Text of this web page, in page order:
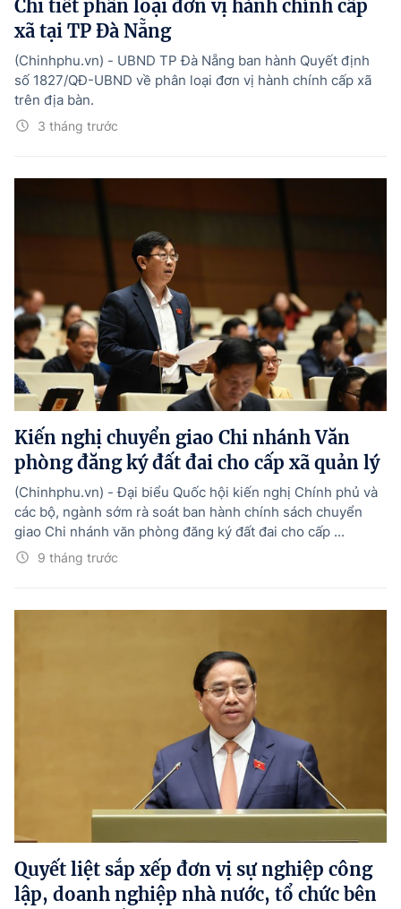
Chi tiết phân loại đơn vị hành chính cấp
xã tại TP Đà Nẵng
3 tháng trước
(Chinhphu.vn) - UBND TP Đà Nẵng ban hành Quyết định
số 1827/QĐ-UBND về phân loại đơn vị hành chính cấp xã
trên địa bàn.
Kiến nghị chuyển giao Chi nhánh Văn
phòng đăng ký đất đai cho cấp xã quản lý
9 tháng trước
(Chinhphu.vn) - Đại biểu Quốc hội kiến nghị Chính phủ và
các bộ, ngành sớm rà soát ban hành chính sách chuyển
giao Chi nhánh văn phòng đăng ký đất đai cho cấp ...
Quyết liệt sắp xếp đơn vị sự nghiệp công
lập, doanh nghiệp nhà nước, tổ chức bên